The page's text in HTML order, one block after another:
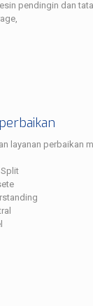
pendingin dan
layanan perbaikan
Split